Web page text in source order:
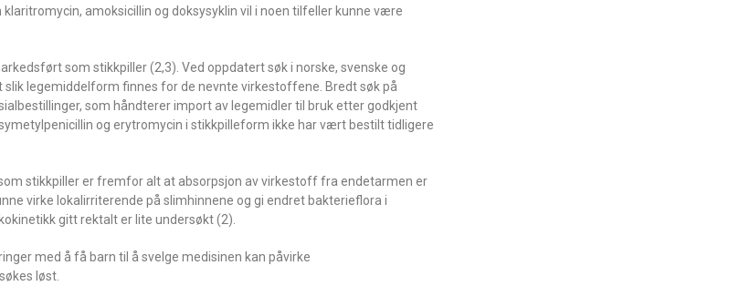
amoksicillin og doksysyklin vil i noen tilfeller kunne være
som stikkpiller (2,3). Ved oppdatert søk i norske, svenske og
legemiddelform finnes for de nevnte virkestoffene. Bredt søk på
som håndterer import av legemidler til bruk etter godkjent
og erytromycin i stikkpilleform ikke har vært bestilt tidligere
stikkpiller er fremfor alt at absorpsjon av virkestoff fra endetarmen er
virke lokalirriterende på slimhinnene og gi endret bakterieflora i
gitt rektalt er lite undersøkt (2).
med å få barn til å svelge medisinen kan påvirke
løst.